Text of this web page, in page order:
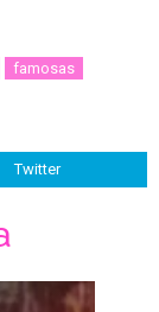
famosas
Twitter